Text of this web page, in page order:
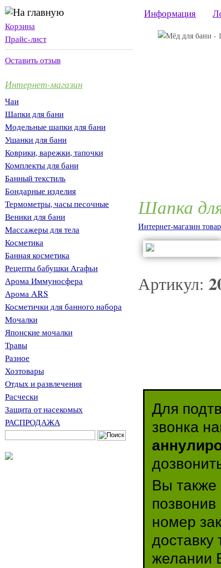
Информация
Корзина
Прайс-лист
Оставить отзыв
Интернет-магазин
Чаи
Шапки для бани
Модельные шапки для бани
Ушанки для бани
Коврики, варежки, тапочки
Комплекты для бани
Банный текстиль
Бондарные изделия
Термометры, часы песочные
Веники для бани
Массажеры для тела
Косметика
Банная косметика
Рецепты бабушки Агафьи
Арома Иммуносфера
Арома ARS
Косметички для банного набора
Мочалки
Японские мочалки
Травы
Разное
Хозтовары
Отдых и развлечения
Расчески
Защита от насекомых
РАСПРОДАЖА
Шапка
Интернет-магазин
Артикул:
Для
звонка
Вы также
номер
доставку
желании